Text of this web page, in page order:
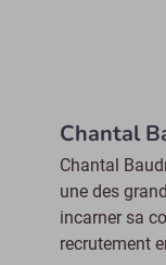
Chantal
Chantal
une des
incarner sa
recrutement